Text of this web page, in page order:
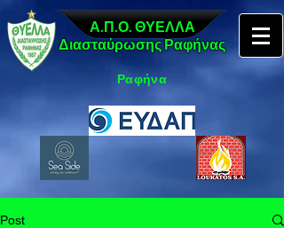
Α.Π.Ο. ΘΥΕΛΛΑ
Διασταύρωσης Ραφήνας
Ραφήνα
Post